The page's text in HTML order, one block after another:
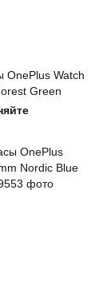
OnePlus Watch
Green